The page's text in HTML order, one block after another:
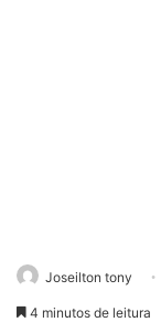
Joseilton tony
4 minutos de leitura